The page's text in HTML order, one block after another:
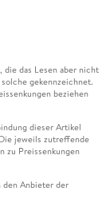
das Lesen aber nicht
gekennzeichnet.
beziehen
dieser Artikel
jeweils zutreffende
zu Preissenkungen
den Anbieter der